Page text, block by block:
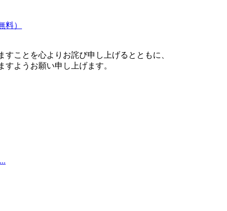
料）
ことを心よりお詫び申し上げるとともに、
ようお願い申し上げます。